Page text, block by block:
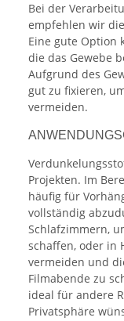
Bei der
empfehlen wir
Eine gute Option
die das Gewebe
Aufgrund des
gut zu fixieren,
vermeiden.
Projekten. Im
häufig für
vollständig
Schlafzimmern,
schaffen, oder in
vermeiden und
Filmabende zu
ideal für andere
Privatsphäre